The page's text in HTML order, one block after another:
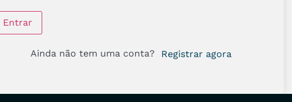
Entrar
Ainda não tem uma conta? Registrar agora